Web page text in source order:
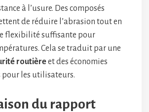
à l’usure. Des composés
de réduire l’abrasion tout en
flexibilité suffisante pour
Cela se traduit par une
routièreet des économies
les utilisateurs.
du rapport